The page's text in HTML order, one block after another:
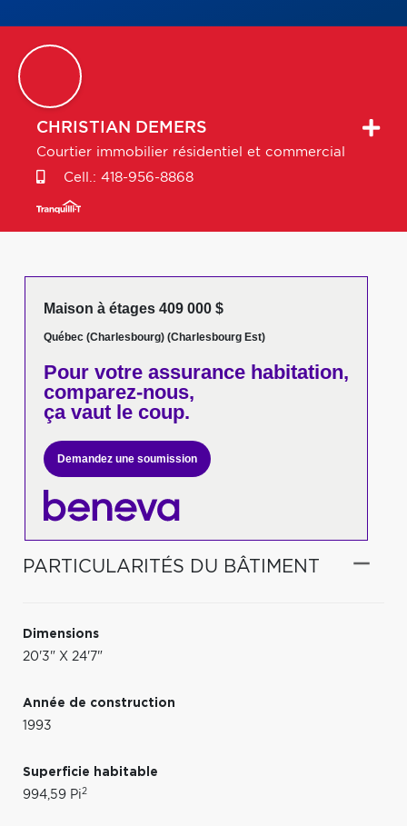
CHRISTIAN DEMERS
Courtier immobilier résidentiel et commercial
Cell.: 418-956-8868
Maison à étages 409 000 $
Québec (Charlesbourg) (Charlesbourg Est)
Pour votreassurance habitation,
comparez-nous,
ça vaut le coup.
Demandez une soumission
PARTICULARITÉS DU BÂTIMENT
Dimensions
20'3" X 24'7"
Année de construction
1993
Superficie habitable
994,59 Pi2